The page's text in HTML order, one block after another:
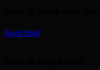
Send Brief